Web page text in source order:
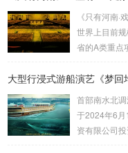
《只有河南
世界上目前
省的A类重点
——“只有”系
述河南故事
化，将数个
国。聚城视
大型行浸式游船演艺《梦回
首部南水北
于2024年6月
资有限公司